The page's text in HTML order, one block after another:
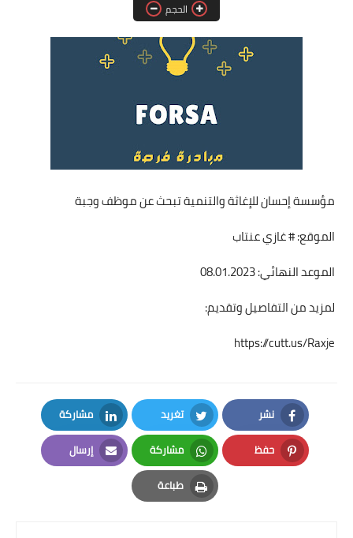
فرص عمل في العراق
فرص عمل في اليمن
دورات تدريبية
الحجم
مؤسسة إحسان للإغاثة والتنمية تبحث عن موظف وجبة
الموقع: # غازي عنتاب
الموعد النهائي: 08.01.2023
لمزيد من التفاصيل وتقديم:
https://cutt.us/Raxje
نشر
Facebook
تغريد
Twitter
مشاركة
LinkedIn
حفظ
Pinterest
مشاركة
Whatsapp
إرسال
Email
طباعة
Print